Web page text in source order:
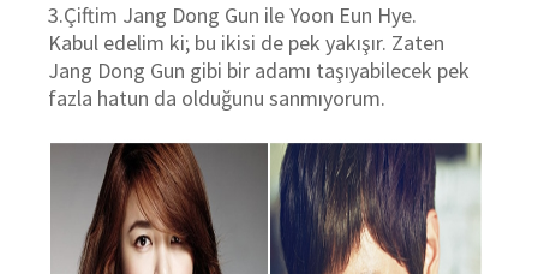
3.Çiftim Jang Dong Gun ile Yoon Eun Hye.
Kabul edelim ki; bu ikisi de pek yakışır. Zaten
Jang Dong Gun gibi bir adamı taşıyabilecek pek
fazla hatun da olduğunu sanmıyorum.